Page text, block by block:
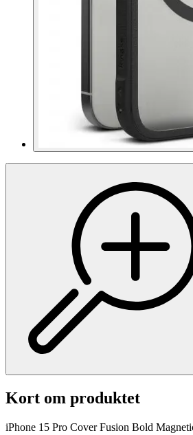
Kort om produktet
iPhone 15 Pro Cover Fusion Bold